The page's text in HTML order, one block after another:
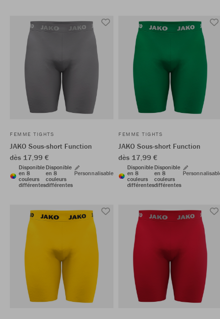
FEMME TIGHTS
JAKO Sous-short Function
dès 17,99 €
Disponible
en 8
couleurs
différentes
Disponible
en 8
couleurs
différentes
Personnalisable
FEMME TIGHTS
JAKO Sous-short Function
dès 17,99 €
Disponible
en 8
couleurs
différentes
Disponible
en 8
couleurs
différentes